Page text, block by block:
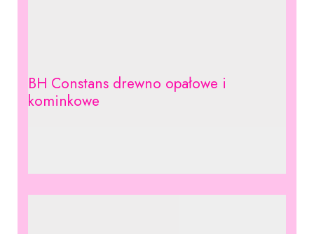
BH Constans drewno opałowe i
kominkowe